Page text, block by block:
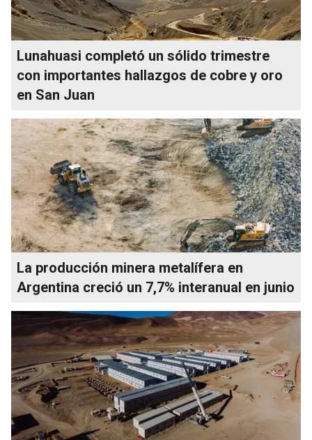
Lunahuasi completó un sólido trimestre
con importantes hallazgos de cobre y oro
en San Juan
La producción minera metalífera en
Argentina creció un 7,7% interanual en junio